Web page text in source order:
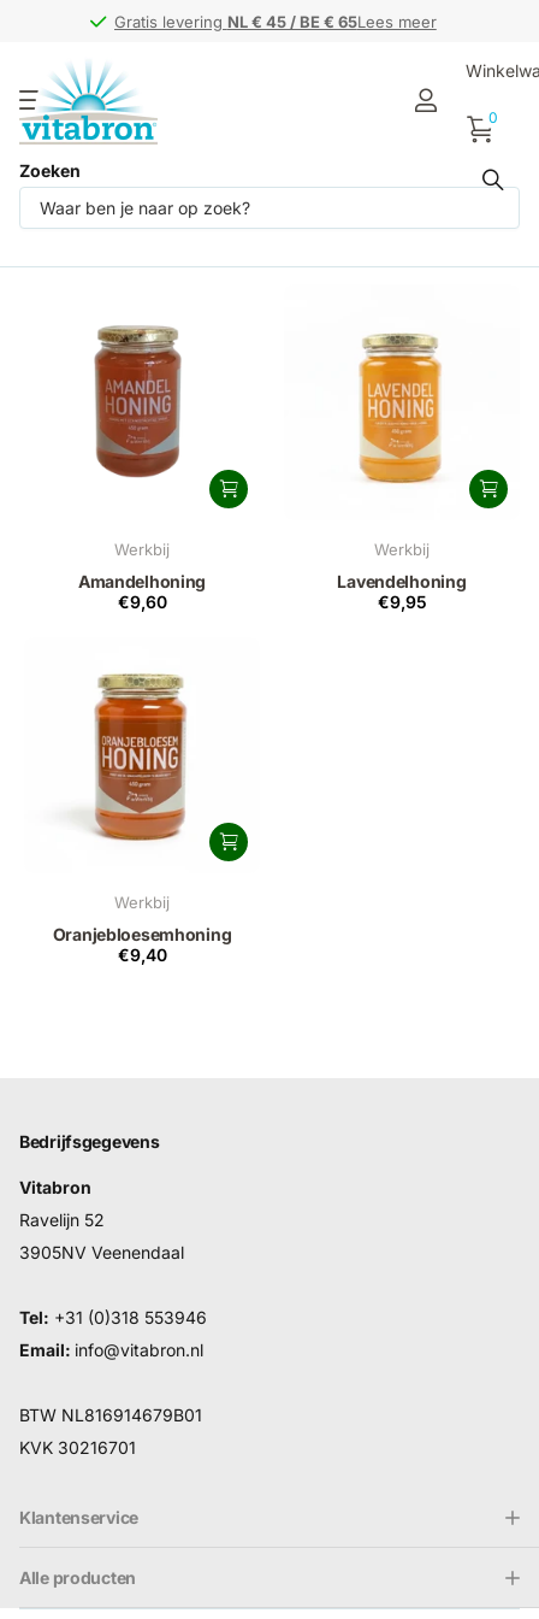
Gratis levering NL € 45 / BE € 65Lees meer
Gratis levering NL € 45 / BE € 65
Zoeken
0
Producten (3)
Werkbij
Amandelhoning
€9,60
Werkbij
Lavendelhoning
€9,95
Werkbij
Oranjebloesemhoning
€9,40
Klantenservice
Alle producten
Bedrijfsgegevens
Vitabron
Ravelijn 52
3905NV Veenendaal
Tel: +31 (0)318 553946
Email: info@vitabron.nl
BTW NL816914679B01
KVK 30216701